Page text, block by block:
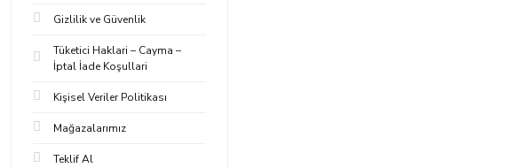
Gizlilik ve Güvenlik
Tüketici Haklari – Cayma –
İptal İade Koşullari
Kişisel Veriler Politikası
Mağazalarımız
Teklif Al